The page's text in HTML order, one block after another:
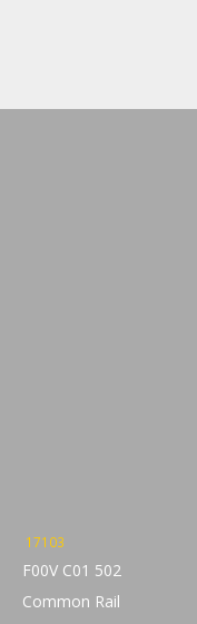
17103
F00V C01 502
Common Rail